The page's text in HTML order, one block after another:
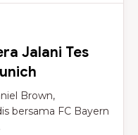
Jalani Tes
Brown,
bersama FC Bayern